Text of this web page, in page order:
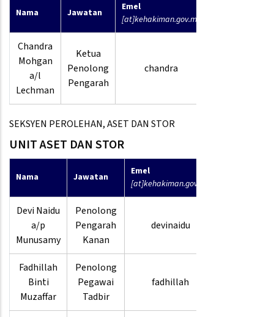
Nama Jawatan
Emel
[at]kehakiman.gov.my
Chandra
Mohgan
a/l
Lechman
Ketua
Penolong
Pengarah
chandra
SEKSYEN PEROLEHAN, ASET DAN STOR
UNIT ASET DAN STOR
Nama Jawatan
Emel
[at]kehakiman.gov.my
Devi Naidu
a/p
Munusamy
Penolong
Pengarah
Kanan
devinaidu
Fadhillah
Binti
Muzaffar
Penolong
Pegawai
Tadbir
fadhillah